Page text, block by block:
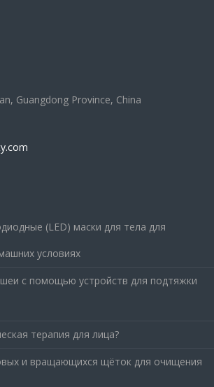
Guangdong Province, China
(LED) маски для тела для
условиях
с помощью устройств для подтяжки
терапия для лица?
и вращающихся щёток для очищения